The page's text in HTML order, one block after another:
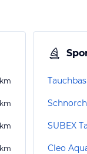
km
km
km
km Cleo